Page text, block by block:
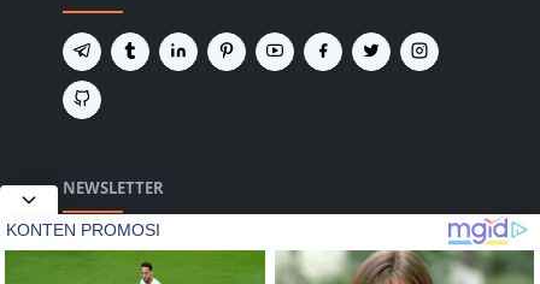
NEWSLETTER
Tetap terhubung untuk mendapatkan berita
terbaru dan pembaruan penting dari kami.